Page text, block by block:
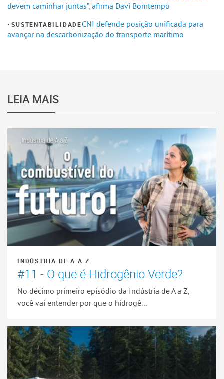
devem caminhar juntas”, afirma Davi Bomtempo
SUSTENTABILIDADECNI defende posição unificada para
avançar na descarbonização do transporte marítimo
LEIA MAIS
INDÚSTRIA DE A A Z
#11 - O que é Hidrogênio Verde?
No décimo primeiro episódio da Indústria de A a Z,
você vai entender por que o hidrogê...